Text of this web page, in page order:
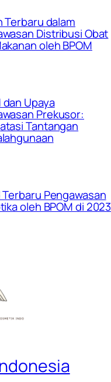
Terbaru dalam
Distribusi Obat
oleh BPOM
dan Upaya
Prekusor:
Tantangan
Pengawasan
oleh BPOM di 2023